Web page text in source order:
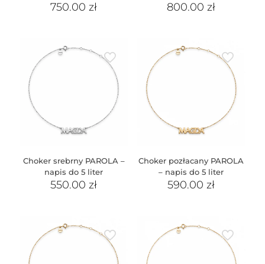
750.00zł 800.00zł
Choker srebrny PAROLA –
napis do 5 liter
550.00zł
Choker pozłacany PAROLA
– napis do 5 liter
590.00zł